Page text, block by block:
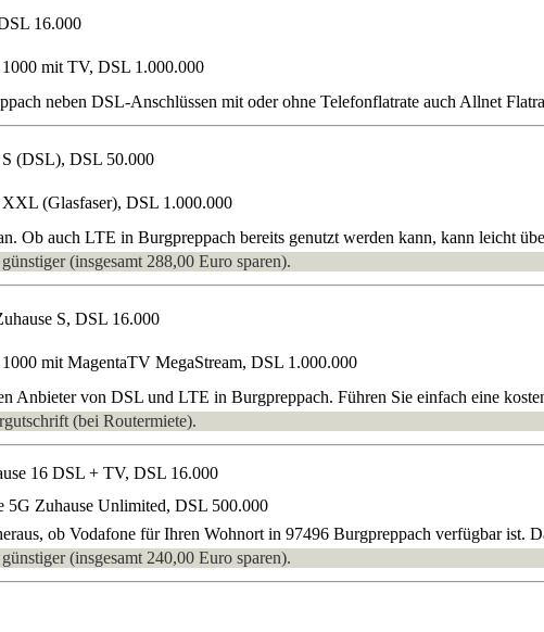
16.000
1000 mit TV, DSL 1.000.000
neben DSL-Anschlüssen mit oder ohne Telefonflatrate auch Allnet
(DSL), DSL 50.000
(Glasfaser), DSL 1.000.000
Ob auch LTE in Burgpreppach bereits genutzt werden kann, kann leicht
(insgesamt 288,00 Euro sparen).
S, DSL 16.000
1000 mit MagentaTV MegaStream, DSL 1.000.000
Anbieter von DSL und LTE in Burgpreppach. Führen Sie einfach eine
(bei Routermiete).
16 DSL + TV, DSL 16.000
5G Zuhause Unlimited, DSL 500.000
ob Vodafone für Ihren Wohnort in 97496 Burgpreppach verfügbar ist.
(insgesamt 240,00 Euro sparen).